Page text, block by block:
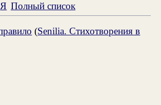
Я Полный список
(Senilia. Стихотворения в